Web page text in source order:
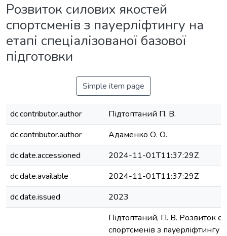
Розвиток силових якостей
спортсменів з пауерліфтингу на
етапі спеціалізованої базової
підготовки
Simple item page
dc.contributor.author
Підтоптаний П. В.
dc.contributor.author
Адаменко О. О.
dc.date.accessioned
2024-11-01T11:37:29Z
dc.date.available
2024-11-01T11:37:29Z
dc.date.issued
2023
Підтоптаний, П. В. Розвиток
спортсменів з пауерліфтингу